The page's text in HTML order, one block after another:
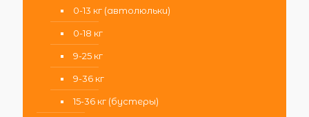
0-13 кг (автолюльки)
0-18 кг
9-25 кг
9-36 кг
15-36 кг (бустеры)